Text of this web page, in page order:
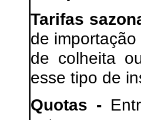
Tarifas
de
de colheita
esse tipo de
Quotas -